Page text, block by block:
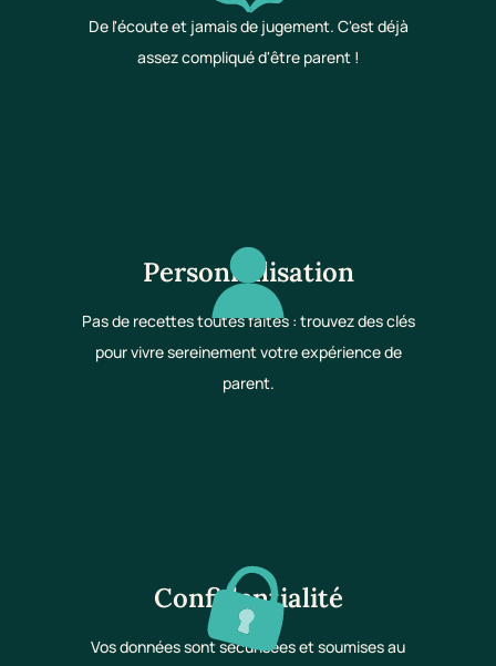
De l'écoute et jamais de jugement. C'est déjà
assez compliqué d'être parent !
Personnalisation
Pas de recettes toutes faites : trouvez des clés
pour vivre sereinement votre expérience de
parent.
Confidentialité
Vos données sont sécurisées et soumises au